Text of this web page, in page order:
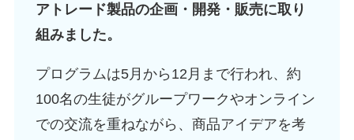
アトレード製品の企画・開発・販売に取り
組みました。
プログラムは5月から12月まで行われ、約
100名の生徒がグループワークやオンライン
での交流を重ねながら、商品アイデアを考